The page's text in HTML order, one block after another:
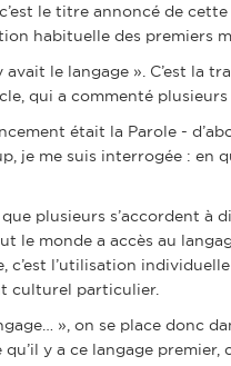
le titre annoncé de
habituelle des premiers
avait le langage ». C’est la
qui a commenté
était la Parole -
je me suis interrogée : en
plusieurs s’accordent à
le monde a accès au
l’utilisation
culturel particulier.
», on se place donc
y a ce langage